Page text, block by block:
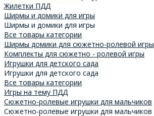
Жилетки ПДД
Ширмы и домики для игры
Ширмы и домики для игры
Все товары категории
Ширмы домики для сюжетно-ролевой игры
Комплекты для сюжетно - ролевой игры
Игрушки для детского сада
Игрушки для детского сада
Все товары категории
Игры на тему ПДД
Cюжетно-ролевые игрушки для мальчиков
Cюжетно-ролевые игрушки для мальчиков